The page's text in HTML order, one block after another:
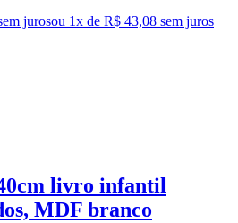
jurosou 1x de R$ 43,08 sem juros
livro infantil
MDF branco